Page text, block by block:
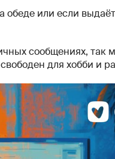
или если
сообщениях, так
для хобби и